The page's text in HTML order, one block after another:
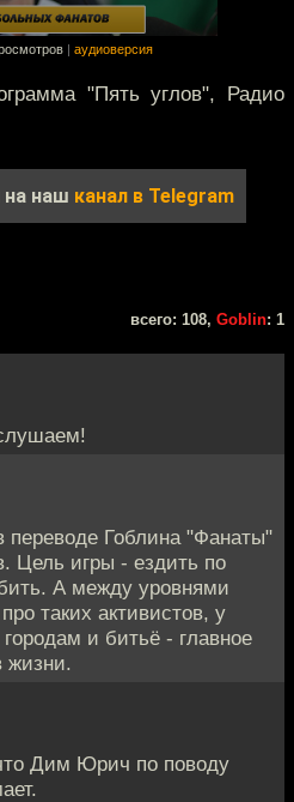
аудиоверсия
"Пять углов", Радио
на наш канал в Telegram
всего: 108, Goblin: 1
переводе Гоблина "Фанаты"
Цель игры - ездить по
А между уровнями
таких активистов, у
и битьё - главное
жизни.
Дим Юрич по поводу